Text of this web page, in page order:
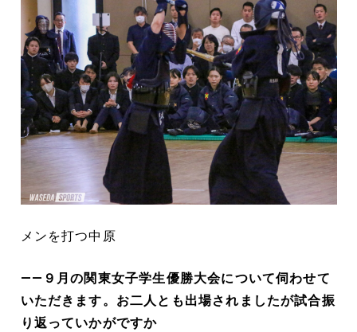
メンを打つ中原
――９月の関東女子学生優勝大会について伺わせて
いただきます。お二人とも出場されましたが試合振
り返っていかがですか